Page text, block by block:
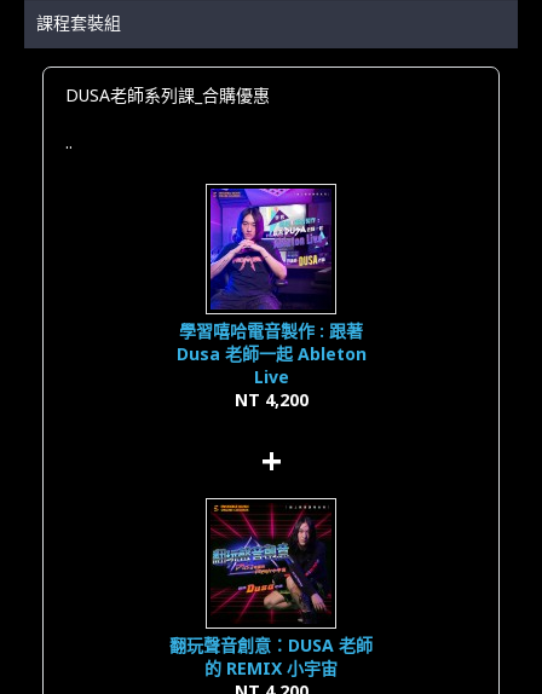
課程套裝組
DUSA老師系列課_合購優惠
..
學習嘻哈電音製作 : 跟著
Dusa 老師一起 Ableton
Live
NT 4,200
+
翻玩聲音創意：DUSA 老師
的 REMIX 小宇宙